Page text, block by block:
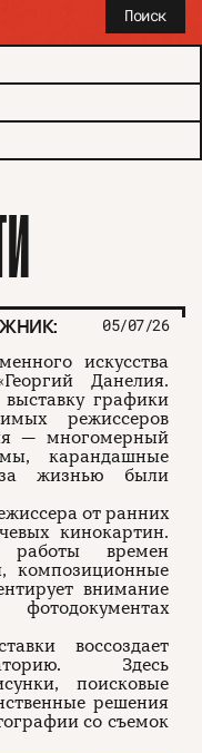
Поиск
05/07/26
искусства
Данелия.
графики
режиссеров
— многомерный
карандашные
жизнью были
от ранних
кинокартин.
времен
композиционные
внимание
воссоздает
Здесь
поисковые
решения
со съемок